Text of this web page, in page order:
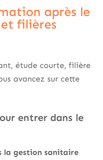
après le
et filières
étude courte, filière
avancez sur cette
entrer dans le
la gestion sanitaire